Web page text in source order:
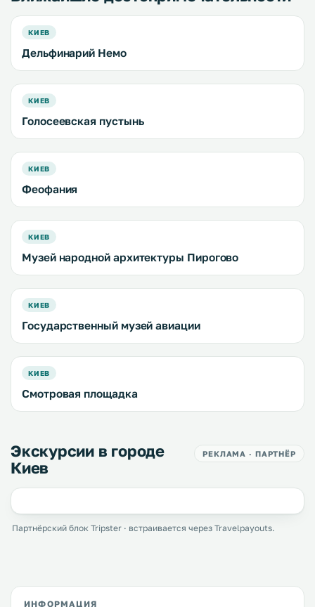
КИЕВ
Дельфинарий Немо
КИЕВ
Голосеевская пустынь
КИЕВ
Феофания
КИЕВ
Музей народной архитектуры Пирогово
КИЕВ
Государственный музей авиации
КИЕВ
Смотровая площадка
Экскурсии в городе
Киев
РЕКЛАМА · ПАРТНЁР
Партнёрский блок Tripster · встраивается через Travelpayouts.
ИНФОРМАЦИЯ